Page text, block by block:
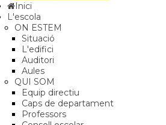
Inici
L'escola
ON ESTEM
Situació
L'edifici
Auditori
Aules
QUI SOM
Equip directiu
Caps de departament
Professors